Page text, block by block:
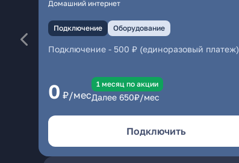
Домашний интернет
Подключение Оборудование
Подключение - 500 ₽ (единоразовый платеж)
0 ₽/мес
1 месяц по акции
Далее 650₽/мес
Подключить